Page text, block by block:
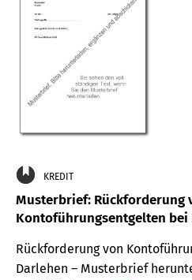
KREDIT
Musterbrief: Rückforderung
Kontoführungsentgelten bei
Rückforderung von
Darlehen – Musterbrief